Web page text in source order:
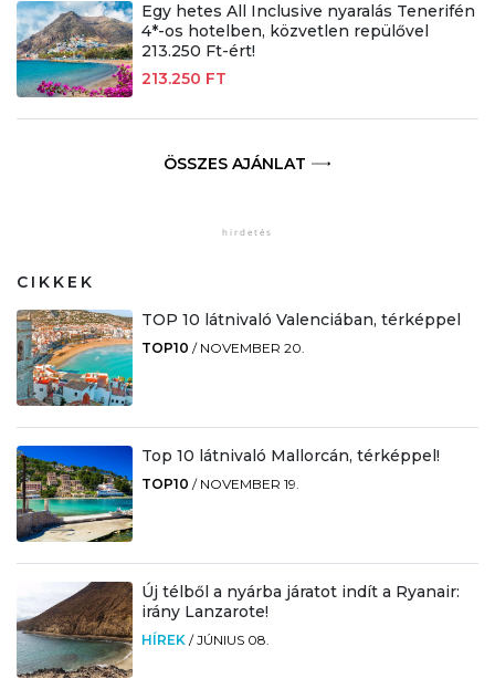
Egy hetes All Inclusive nyaralás Tenerifén
4*-os hotelben, közvetlen repülővel
213.250 Ft-ért!
213.250 FT
ÖSSZES AJÁNLAT
CIKKEK
TOP 10 látnivaló Valenciában, térképpel
TOP10 / NOVEMBER 20.
Top 10 látnivaló Mallorcán, térképpel!
TOP10 / NOVEMBER 19.
Új télből a nyárba járatot indít a Ryanair:
irány Lanzarote!
HÍREK /JÚNIUS 08.